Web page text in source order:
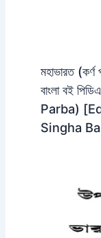
মহাভারত
বাংলা বই
Parba)
Singha